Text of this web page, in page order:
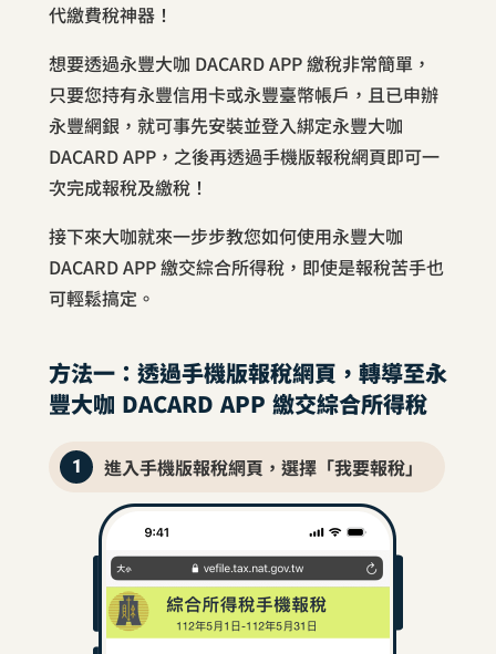
代繳費稅神器！
想要透過永豐大咖 DACARD APP 繳稅非常簡單，
只要您持有永豐信用卡或永豐臺幣帳戶，且已申辦
永豐網銀，就可事先安裝並登入綁定永豐大咖
DACARD APP，之後再透過手機版報稅網頁即可一
次完成報稅及繳稅！
接下來大咖就來一步步教您如何使用永豐大咖
DACARD APP 繳交綜合所得稅，即使是報稅苦手也
可輕鬆搞定。
方法一：透過手機版報稅網頁，轉導至永
豐大咖 DACARD APP 繳交綜合所得稅
1 進入手機版報稅網頁，選擇「我要報稅」